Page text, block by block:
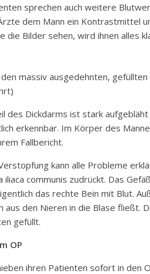
sprechen auch weitere
dem Mann ein Kontrastmittel
die Bilder sehen, wird ihnen alles
massiv ausgedehnten,
des Dickdarms ist stark
erkennbar. Im Körper des
Fallbericht.
kann alle Probleme
iliaca communis zudrückt. Das
das rechte Bein mit Blut.
aus den Nieren in die Blase fließt.
gefüllt.
OP
ihren Patienten sofort in den